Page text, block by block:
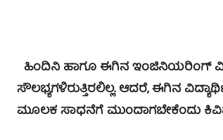
ಹಿಂದಿನಿ ಹಾಗೂ ಈಗಿನ ಇಂಜಿನಿಯರಿಂಗ್
ಸೌಲಭ್ಯಗಳಿರುತ್ತಿರಲಿಲ್ಲ. ಆದರೆ, ಈಗಿನ
ಮೂಲಕ ಸಾಧನೆಗೆ ಮುಂದಾಗಬೇಕೆಂದು